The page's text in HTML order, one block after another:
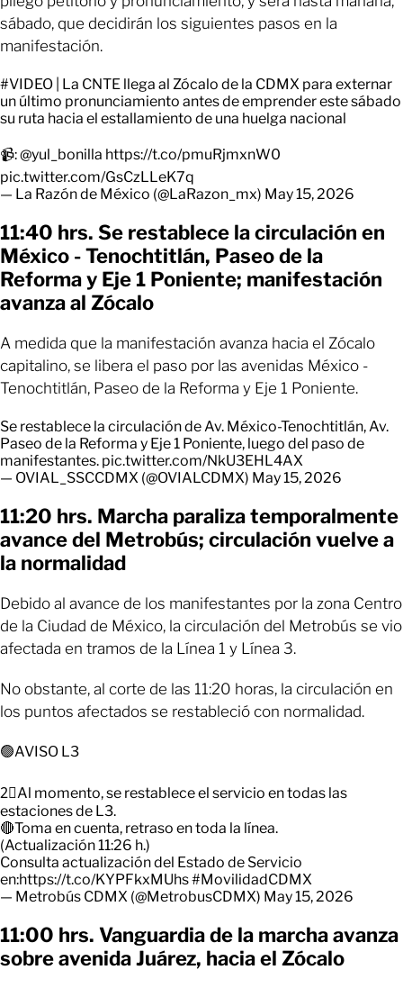
sábado, que decidirán los siguientes pasos en la
manifestación.
#VIDEO | La CNTE llega al Zócalo de la CDMX para externar
un último pronunciamiento antes de emprender este sábado
su ruta hacia el estallamiento de una huelga nacional
📹:@yul_bonilla https://t.co/pmuRjmxnW0
pic.twitter.com/GsCzLLeK7q
— La Razón de México (@LaRazon_mx) May 15, 2026
11:40 hrs. Se restablece la circulación en
México - Tenochtitlán, Paseo de la
Reforma y Eje 1 Poniente; manifestación
avanza al Zócalo
A medida que la manifestación avanza hacia el Zócalo
capitalino, se libera el paso por las avenidas México -
Tenochtitlán, Paseo de la Reforma y Eje 1 Poniente.
Se restablece la circulación de Av. México-Tenochtitlán, Av.
Paseo de la Reforma y Eje 1 Poniente, luego del paso de
manifestantes. pic.twitter.com/NkU3EHL4AX
— OVIAL_SSCCDMX (@OVIALCDMX) May 15, 2026
11:20 hrs. Marcha paraliza temporalmente
avance del Metrobús; circulación vuelve a
la normalidad
Debido al avance de los manifestantes por la zona Centro
de la Ciudad de México, la circulación del Metrobús se vio
afectada en tramos de la Línea 1 y Línea 3.
No obstante, al corte de las 11:20 horas, la circulación en
los puntos afectados se restableció con normalidad.
🟢AVISO L3
2⃣Al momento, se restablece el servicio en todas las
estaciones de L3.
🔴Toma en cuenta, retraso en toda la línea.
(Actualización 11:26 h.)
Consulta actualización del Estado de Servicio
en:https://t.co/KYPFkxMUhs#MovilidadCDMX
— Metrobús CDMX (@MetrobusCDMX) May 15, 2026
11:00 hrs. Vanguardia de la marcha avanza
sobre avenida Juárez, hacia el Zócalo